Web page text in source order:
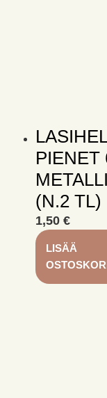
PIENET
(N.2 TL)
1,50 €
LISÄÄ